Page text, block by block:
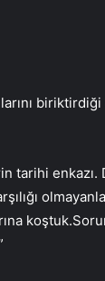
enkazı.